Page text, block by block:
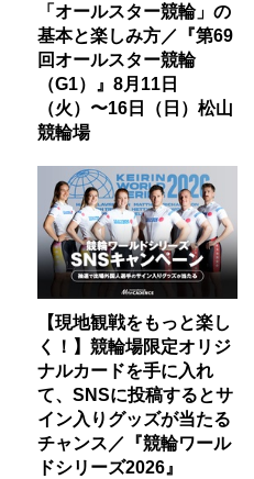
「オールスター競輪」の
基本と楽しみ方／『第69
回オールスター競輪
（G1）』8月11日
（火）〜16日（日）松山
競輪場
【現地観戦をもっと楽し
く！】競輪場限定オリジ
ナルカードを手に入れ
て、SNSに投稿するとサ
イン入りグッズが当たる
チャンス／『競輪ワール
ドシリーズ2026』